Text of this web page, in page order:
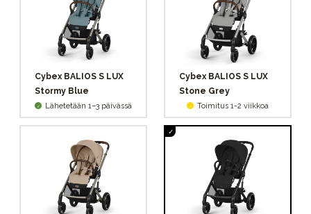
Cybex BALIOS S LUX
Stormy Blue
Lähetetään 1–3 päivässä
Cybex BALIOS S LUX
Stone Grey
Toimitus 1-2 viikkoa